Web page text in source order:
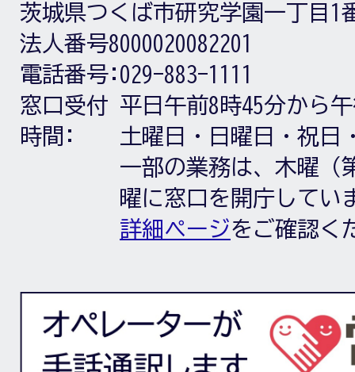
茨城県つくば市研究学園一丁目1
法人番号8000020082201
電話番号: 029-883-1111
窓口受付
時間:
平日午前8時45分から
土曜日・日曜日・祝日
一部の業務は、木曜（
曜に窓口を開庁してい
詳細ページをご確認く